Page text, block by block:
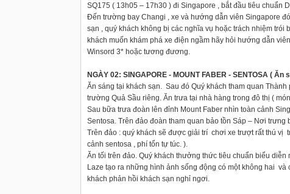
SQ175 ( 13h05 – 17h30 ) đi Singapore , bắt đầu tiêu chuẩn
Đến trường bay Changi , xe và hướng dẫn viên Singapore
sạn , quý khách không bị các nghĩa vụ hoặc trách nhiệm
khách muốn khám phá xe điện ngầm hãy hỏi hướng dẫn
Winsord 3* hoặc tương đương.
NGÀY 02: SINGAPORE - MOUNT FABER - SENTOSA ( Ăn
Ăn sáng tại khách sạn. Sau đó Quý khách tham quan
trường Quả Sầu riêng. Ăn trưa tại nhà hàng trong đô thị (
Sau bữa trưa đoàn lên đỉnh Mount Faber nhìn toàn cảnh
Sentosa. Trên đảo đoàn tham quan bảo tồn Sáp – Nơi
Trên đảo : quý khách sẽ được giải trí chơi xe trượt rất thú vị
cảnh sentosa , phí tổn tự túc. ).
Ăn tối trên đảo. Quý khách thưởng thức tiêu chuẩn biểu
Laze tạo ra những hình ảnh sống động có một không hai
khách phản hồi khách sạn nghỉ ngơi.